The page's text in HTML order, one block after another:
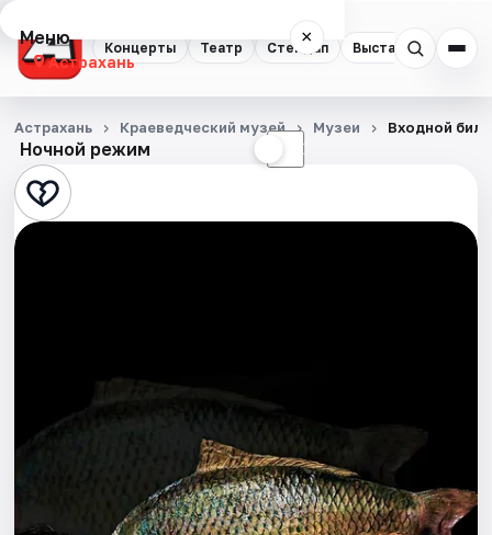
Концерты Театр Стендап Выставки
Меню ×
Астрахань
Концерты
Театр
Стендап
Спорт
События
Ночной режим ☾
Астрахань Краеведческий музей Музеи Входной